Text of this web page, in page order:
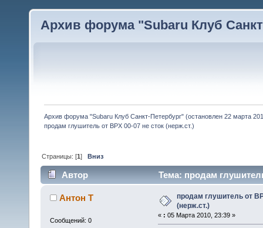
Архив форума "Subaru Клуб
Архив форума "Subaru Клуб Санкт-Петербург" (остановлен 22 марта
продам глушитель от ВРХ 00-07 не сток (нерж.ст.)
Страницы: [1]Вниз
Автор Тема: продам
Антон Т
Сообщений: 0
продам глушитель от
(нерж.ст.)
« : 05 Марта 2010, 23:39 »